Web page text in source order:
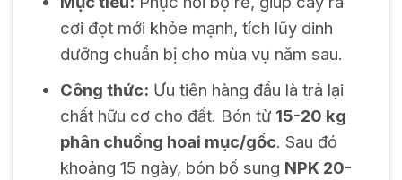
cơi đọt mới khỏe mạnh, tích lũy dinh
dưỡng chuẩn bị cho mùa vụ năm sau.
Công thức: Ưu tiên hàng đầu là trả lại
chất hữu cơ cho đất. Bón từ 15-20 kg
phân chuồng hoai mục/gốc. Sau đó
khoảng 15 ngày, bón bổ sung NPK 20-